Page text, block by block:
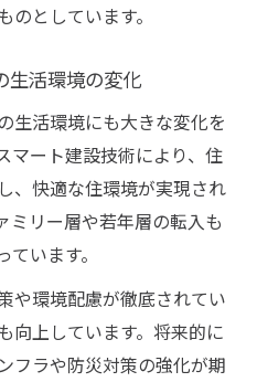
としています。
生活環境の変化
生活環境にも大きな変化を
マート建設技術により、住
、快適な住環境が実現され
ミリー層や若年層の転入も
います。
や環境配慮が徹底されてい
向上しています。将来的に
フラや防災対策の強化が期